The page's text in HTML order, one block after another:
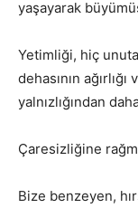
yaşayarak
Yetimliği, hiç
dehasının
yalnızlığından
Çaresizliğine
Bize benzeyen,